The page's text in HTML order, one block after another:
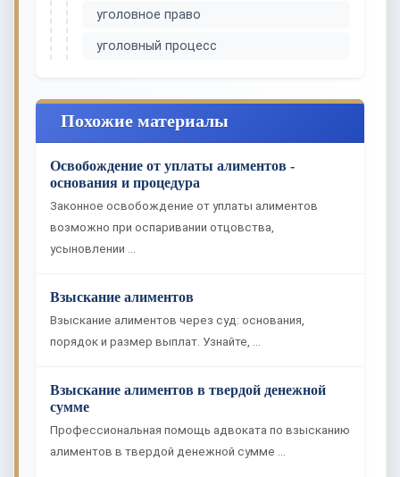
уголовное право
уголовный процесс
Похожие материалы
Освобождение от уплаты алиментов -
основания и процедура
Законное освобождение от уплаты алиментов
возможно при оспаривании отцовства,
усыновлении …
Взыскание алиментов
Взыскание алиментов через суд: основания,
порядок и размер выплат. Узнайте, …
Взыскание алиментов в твердой денежной
сумме
Профессиональная помощь адвоката по взысканию
алиментов в твердой денежной сумме …